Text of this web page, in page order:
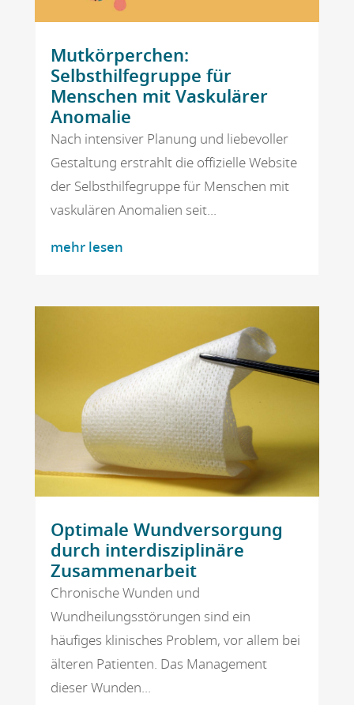
Mutkörperchen:
Selbsthilfegruppe für
Menschen mit Vaskulärer
Anomalie
Nach intensiver Planung und liebevoller
Gestaltung erstrahlt die offizielle Website
der Selbsthilfegruppe für Menschen mit
vaskulären Anomalien seit...
mehr lesen
Optimale Wundversorgung
durch interdisziplinäre
Zusammenarbeit
Chronische Wunden und
Wundheilungsstörungen sind ein
häufiges klinisches Problem, vor allem bei
älteren Patienten. Das Management
dieser Wunden...